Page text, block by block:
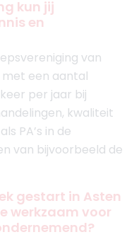
kun jij
en
van
met een aantal
per jaar bij
kwaliteit
PA’s in de
van bijvoorbeeld de
gestart in Asten
werkzaam voor